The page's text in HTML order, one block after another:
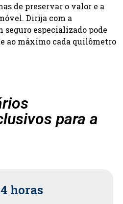
de preservar o valor e a
Dirija com a
especializado pode
ao máximo cada quilômetro
para a
horas